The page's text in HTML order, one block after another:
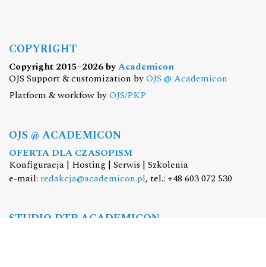
COPYRIGHT
Copyright 2015–2026 byAcademicon
OJS Support & customization byOJS @ Academicon
Platform & workfow byOJS/PKP
OJS @ ACADEMICON
OFERTA DLA CZASOPISM
Konfiguracja | Hosting | Serwis | Szkolenia
e-mail: redakcja@academicon.pl, tel.: +48 603 072 530
STUDIO DTP ACADEMICON